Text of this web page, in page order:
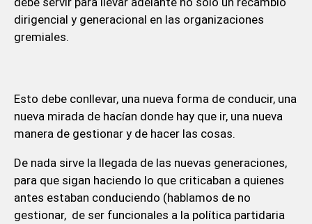
dirigencial y generacional en las organizaciones
gremiales.
Esto debe conllevar, una nueva forma de conducir, una
nueva mirada de hacían donde hay que ir, una nueva
manera de gestionar y de hacer las cosas.
De nada sirve la llegada de las nuevas generaciones,
para que sigan haciendo lo que criticaban a quienes
antes estaban conduciendo (hablamos de no
gestionar, de ser funcionales a la política partidaria